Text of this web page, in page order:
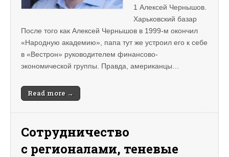
1 Алексей Чернышов.
Харьковский базар
После того как Алексей Чернышов в 1999-м окончил
«Народную академию», папа тут же устроил его к себе
в «Вестрон» руководителем финансово-
экономической группы. Правда, американцы…
Read more →
Сотрудничество
с регионалами, теневые